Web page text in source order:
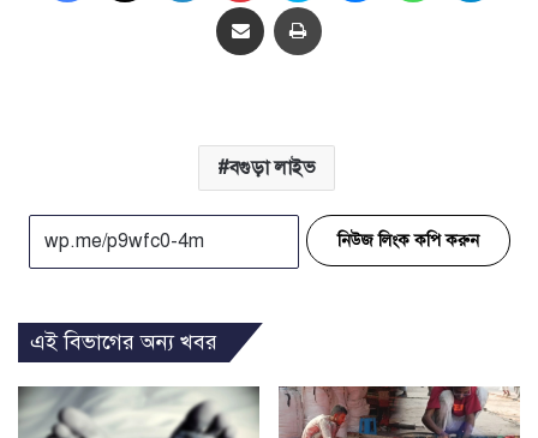
Share via Email প্রিন্ট
বগুড়া লাইভ
নিউজ লিংক কপি করুন
এই বিভাগের অন্য খবর